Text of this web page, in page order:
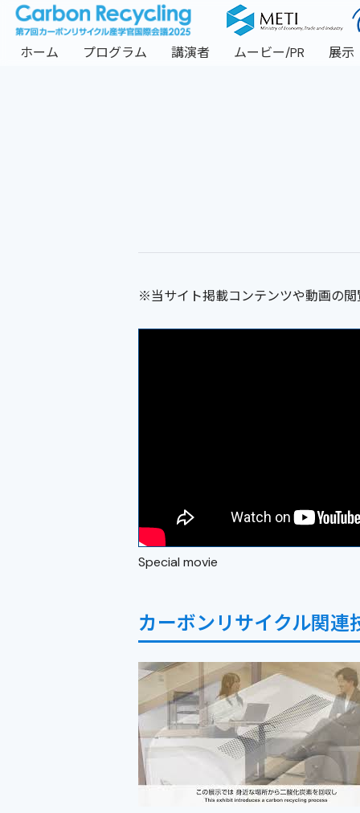
ホーム プログラム 講演者 ムービー/PR 展示
※当サイト掲載コンテンツや動画の
Special movie
カーボンリサイクル関連